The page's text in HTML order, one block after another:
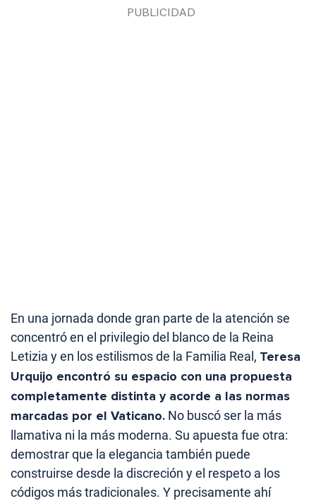
En una jornada donde gran parte de la atención se
concentró en el privilegio del blanco de la Reina
Letizia y en los estilismos de la Familia Real, Teresa
Urquijo encontró su espacio con una propuesta
completamente distinta y acorde a las normas
marcadas por el Vaticano. No buscó ser la más
llamativa ni la más moderna. Su apuesta fue otra:
demostrar que la elegancia también puede
construirse desde la discreción y el respeto a los
códigos más tradicionales. Y precisamente ahí